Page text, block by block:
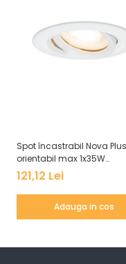
Iluminare decorativă
Iluminare generală
Spot încastrabil Nova
orientabil max 1x35W
GU10/GU5,3 51mm alb mat
121,12 Lei
Adauga in cos